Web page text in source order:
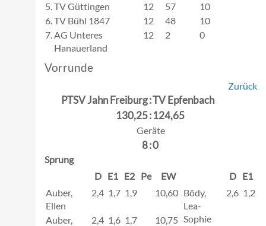
5.TV Güttingen 12 57
10
6.TV Bühl 1847 12 48
10
7.AG Unteres
Hanauerland
12 2 0
Vorrunde
Zurück
PTSV Jahn Freiburg:TV Epfenbach
130,25:124,65
Geräte
8:0
Sprung
D E1 E2 Pe
EW
Auber,
Ellen
2,4 1,7 1,9 10,60
Auber,
2,4 1,6 1,7 10,75
D E1
Bödy,
Lea-
Sophie
2,6 1,2